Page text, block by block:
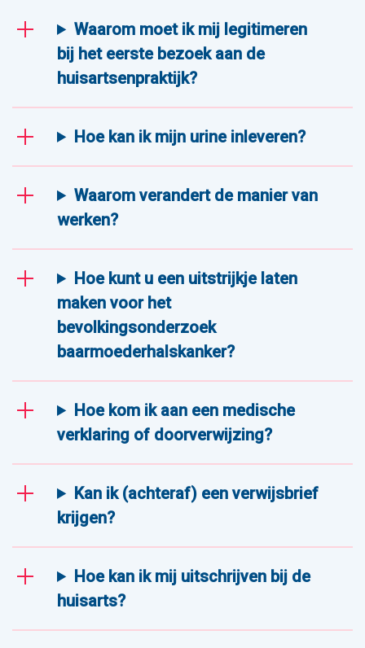
Waarom moet ik mij legitimeren
bij het eerste bezoek aan de
huisartsenpraktijk?
Hoe kan ik mijn urine inleveren?
Waarom verandert de manier van
werken?
Hoe kunt u een uitstrijkje laten
maken voor het
bevolkingsonderzoek
baarmoederhalskanker?
Hoe kom ik aan een medische
verklaring of doorverwijzing?
Kan ik (achteraf) een verwijsbrief
krijgen?
Hoe kan ik mij uitschrijven bij de
huisarts?